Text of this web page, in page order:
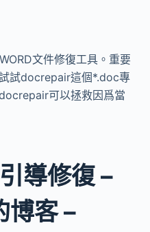
文件修復工具。重要
試docrepair這個*.doc專
可以拯救因爲當
導修復 –
客 –